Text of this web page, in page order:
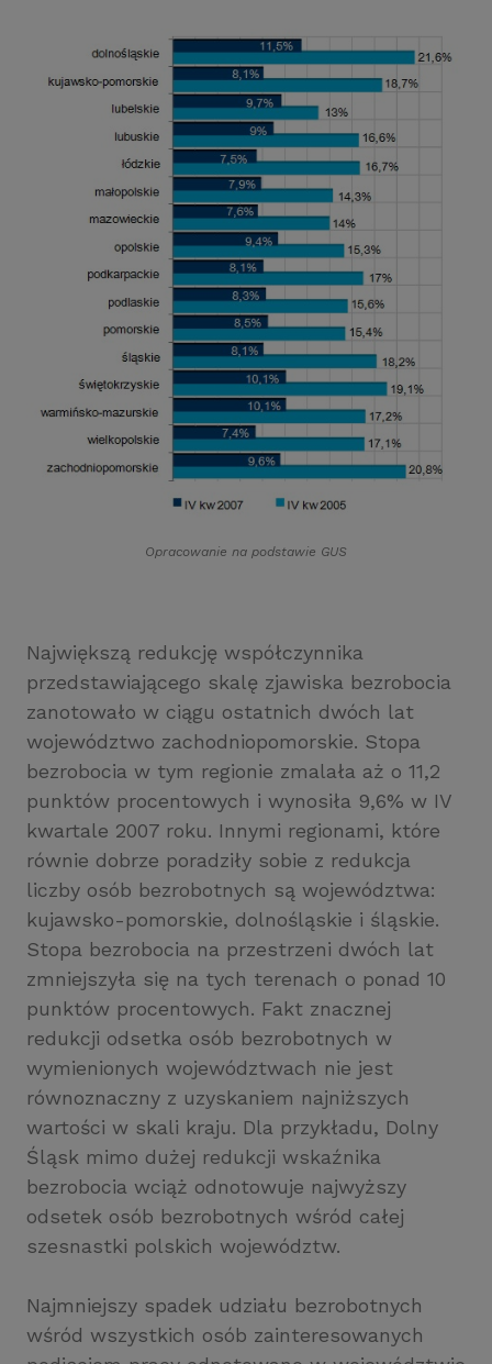
Opracowanie na podstawie GUS
Największą redukcję współczynnika
przedstawiającego skalę zjawiska bezrobocia
zanotowało w ciągu ostatnich dwóch lat
województwo zachodniopomorskie. Stopa
bezrobocia w tym regionie zmalała aż o 11,2
punktów procentowych i wynosiła 9,6% w IV
kwartale 2007 roku. Innymi regionami, które
równie dobrze poradziły sobie z redukcja
liczby osób bezrobotnych są województwa:
kujawsko-pomorskie, dolnośląskie i śląskie.
Stopa bezrobocia na przestrzeni dwóch lat
zmniejszyła się na tych terenach o ponad 10
punktów procentowych. Fakt znacznej
redukcji odsetka osób bezrobotnych w
wymienionych województwach nie jest
równoznaczny z uzyskaniem najniższych
wartości w skali kraju. Dla przykładu, Dolny
Śląsk mimo dużej redukcji wskaźnika
bezrobocia wciąż odnotowuje najwyższy
odsetek osób bezrobotnych wśród całej
szesnastki polskich województw.
Najmniejszy spadek udziału bezrobotnych
wśród wszystkich osób zainteresowanych